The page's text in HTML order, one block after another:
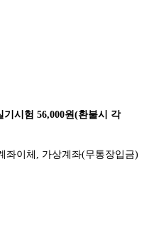
시험 56,000원(환불시 각
, 가상계좌(무통장입금)